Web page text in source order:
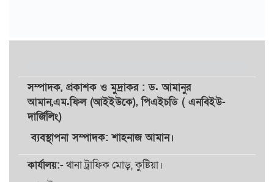
সম্পাদক, প্রকাশকওমুদ্রাকর: ড. আমানুর
আমান,এম.ফিল (আইইউকে), পিএইচডি ( এনবিইউ-
দার্জিলিং)
ব্যবস্থাপনা সম্পাদক: শাহনাজ আমান।
কার্যালয়:-থানা ট্রাফিক মোড়, কুষ্টিয়া।